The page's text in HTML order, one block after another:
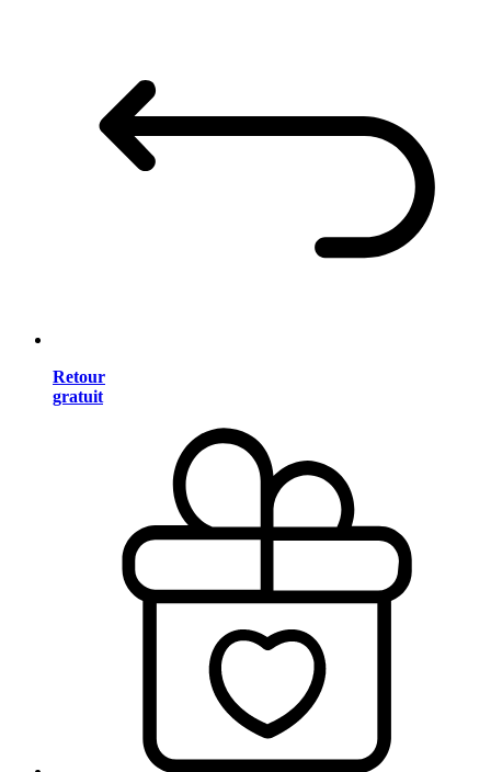
Retour
gratuit